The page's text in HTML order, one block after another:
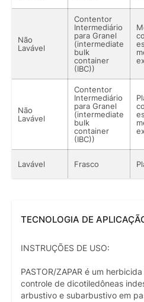
Não
Lavável
Contentor
Intermediário
para Granel
(intermediate
bulk
container
(IBC))
Não
Lavável
Contentor
Intermediário
para Granel
(intermediate
bulk
container
(IBC))
Lavável Frasco
TECNOLOGIA DE
INSTRUÇÕES DE USO:
PASTOR/ZAPAR é um
controle de dicotiledôneas
arbustivo e subarbustivo em